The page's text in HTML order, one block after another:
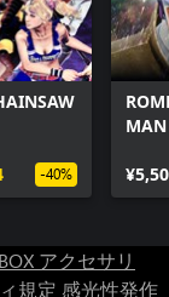
-40%
MAN
アクセサリ
規定 感光性発作